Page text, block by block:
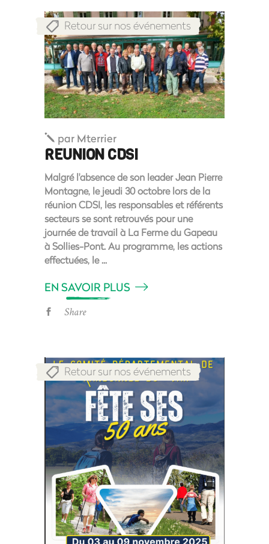
Retour sur nos événements
par Mterrier
REUNION CDSI
Malgré l'absence de son leader Jean Pierre
Montagne, le jeudi 30 octobre lors de la
réunion CDSI, les responsables et référents
secteurs se sont retrouvés pour une
journée de travail à La Ferme du Gapeau
à Sollies-Pont. Au programme, les actions
effectuées, le
EN SAVOIR PLUS
Share
Retour sur nos événements